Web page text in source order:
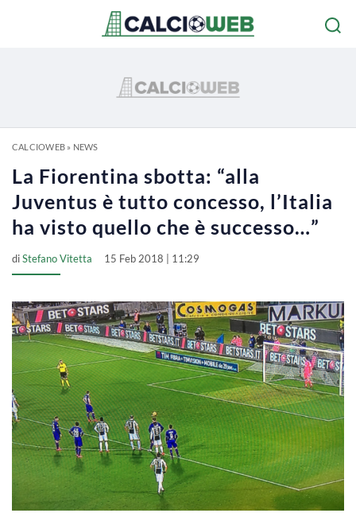
CALCIOWEB» NEWS
La Fiorentina sbotta: “alla
Juventus è tutto concesso, l’Italia
ha visto quello che è successo…”
diStefano Vitetta 15 Feb 2018 | 11:29